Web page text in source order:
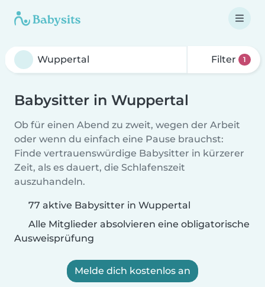
Filter 1
Babysitter in Wuppertal
Ob für einen Abend zu zweit, wegen der Arbeit
oder wenn du einfach eine Pause brauchst:
Finde vertrauenswürdige Babysitter in kürzerer
Zeit, als es dauert, die Schlafenszeit
auszuhandeln.
77 aktive Babysitter in Wuppertal
Alle Mitglieder absolvieren eine obligatorische
Ausweisprüfung
Melde dich kostenlos an